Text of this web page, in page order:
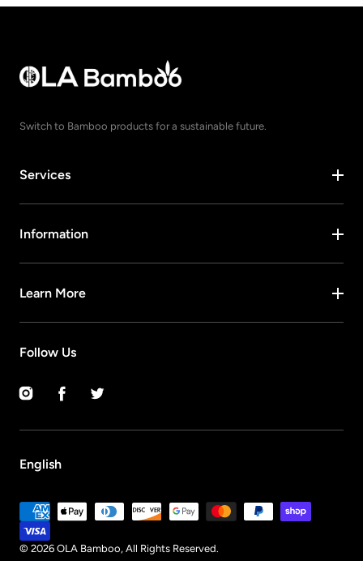
Switch to Bamboo products for a sustainable future.
Services
Information
Learn More
Follow Us
InstagramFacebookTwitter
English
Payment
methods
© 2026 OLA Bamboo, All Rights Reserved.